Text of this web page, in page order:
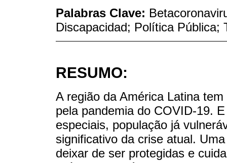
Palabras Clave:
Discapacidad; Política Pública;
RESUMO:
A região da América Latina
pela pandemia do COVID-19.
especiais, população já
significativo da crise atual.
deixar de ser protegidas e